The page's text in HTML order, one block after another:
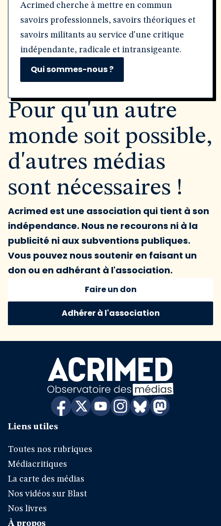
Acrimed cherche à mettre en commun
savoirs professionnels, savoirs théoriques et
savoirs militants au service d'une critique
indépendante, radicale et intransigeante.
Qui sommes-nous ?
Pour qu'un autre
monde soit possible,
d'autres médias
sont nécessaires !
Acrimed est une association qui tient à son
indépendance. Nous ne recourons ni à la
publicité ni aux subventions publiques.
Vous pouvez nous soutenir en faisant un
don ou en adhérant à l'association.
Faire un don
Adhérer à l'association
Liens utiles
Toutes nos rubriques
Médiacritiques
La carte des médias
Nos vidéos sur Blast
Nos livres
À propos